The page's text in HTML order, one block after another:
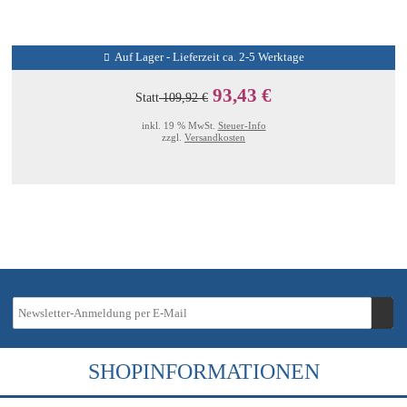
Auf Lager - Lieferzeit ca. 2-5 Werktage
Statt109,92 € 93,43 €
inkl. 19 % MwSt. Steuer-Info
zzgl. Versandkosten
SHOPINFORMATIONEN